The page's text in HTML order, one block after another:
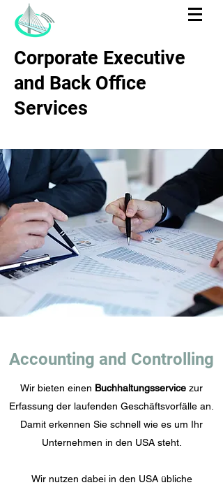
Corporate Executive
and Back Office
Services
Accounting and Controlling
Wir bieten einen Buchhaltungsservice zur
Erfassung der laufenden Geschäftsvorfälle an.
Damit erkennen Sie schnell wie es um Ihr
Unternehmen in den USA steht.
Wir nutzen dabei in den USA übliche